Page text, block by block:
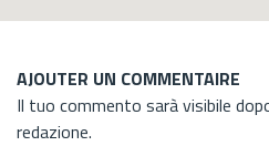
AJOUTER UN COMMENTAIRE
Il tuo commento sarà visibile
redazione.